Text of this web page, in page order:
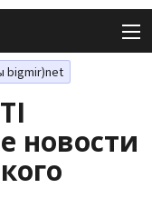
bigmir)net
новости